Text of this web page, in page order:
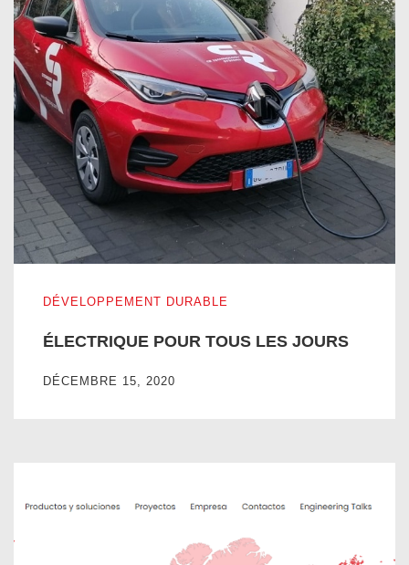
DÉVELOPPEMENT DURABLE
ÉLECTRIQUE POUR TOUS LES JOURS
DÉCEMBRE 15, 2020